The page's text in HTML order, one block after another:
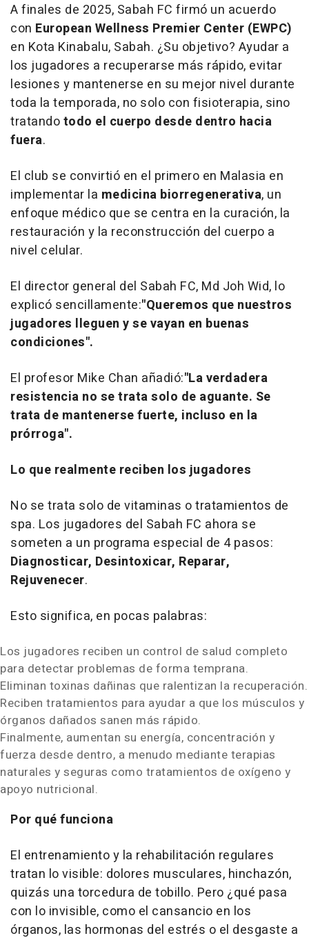
A finales de 2025, Sabah FC firmó un acuerdo
con European Wellness Premier Center (EWPC)
en Kota Kinabalu, Sabah. ¿Su objetivo? Ayudar a
los jugadores a recuperarse más rápido, evitar
lesiones y mantenerse en su mejor nivel durante
toda la temporada, no solo con fisioterapia, sino
tratandotodo el cuerpo desde dentro hacia
fuera.
El club se convirtió en el primero en Malasia en
implementar la medicina biorregenerativa, un
enfoque médico que se centra en la curación, la
restauración y la reconstrucción del cuerpo a
nivel celular.
El director general del Sabah FC, Md Joh Wid, lo
explicó sencillamente:"Queremos que nuestros
jugadores lleguen y se vayan en buenas
condiciones".
El profesor Mike Chan añadió:"La verdadera
resistencia no se trata solo de aguante. Se
trata de mantenerse fuerte, incluso en la
prórroga".
Lo que realmente reciben los jugadores
No se trata solo de vitaminas o tratamientos de
spa. Los jugadores del Sabah FC ahora se
someten a un programa especial de 4 pasos:
Diagnosticar, Desintoxicar, Reparar,
Rejuvenecer.
Esto significa, en pocas palabras:
Los jugadores reciben un control de salud completo
para detectar problemas de forma temprana.
Eliminan toxinas dañinas que ralentizan la recuperación.
Reciben tratamientos para ayudar a que los músculos y
órganos dañados sanen más rápido.
Finalmente, aumentan su energía, concentración y
fuerza desde dentro, a menudo mediante terapias
naturales y seguras como tratamientos de oxígeno y
apoyo nutricional.
Por qué funciona
El entrenamiento y la rehabilitación regulares
tratan lo visible: dolores musculares, hinchazón,
quizás una torcedura de tobillo. Pero ¿qué pasa
con lo invisible, como el cansancio en los
órganos, las hormonas del estrés o el desgaste a